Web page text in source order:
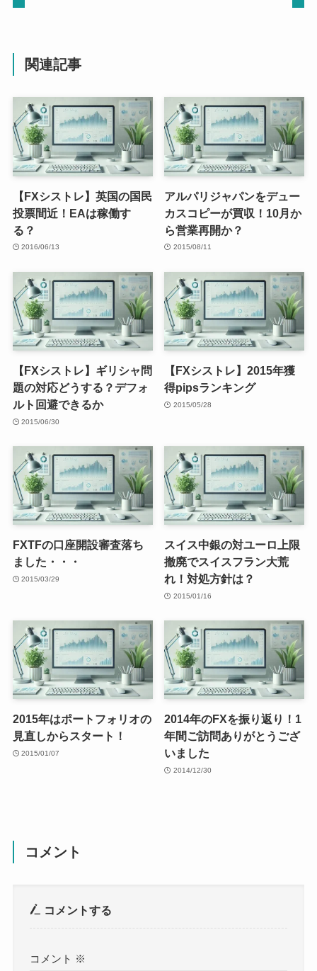
関連記事
【FXシストレ】英国の国民
投票間近！EAは稼働す
る？
2016/06/13
アルパリジャパンをデュー
カスコピーが買収！10月か
ら営業再開か？
2015/08/11
【FXシストレ】ギリシャ問
題の対応どうする？デフォ
ルト回避できるか
2015/06/30
【FXシストレ】2015年獲
得pipsランキング
2015/05/28
FXTFの口座開設審査落ち
ました・・・
2015/03/29
スイス中銀の対ユーロ上限
撤廃でスイスフラン大荒
れ！対処方針は？
2015/01/16
2015年はポートフォリオの
見直しからスタート！
2015/01/07
2014年のFXを振り返り！1
年間ご訪問ありがとうござ
いました
2014/12/30
コメント
コメントする
コメント ※